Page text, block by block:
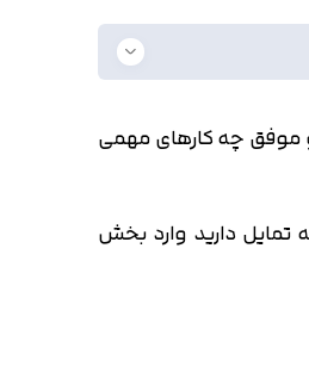
موفق چه کارهای مهمی
دارید وارد بخش